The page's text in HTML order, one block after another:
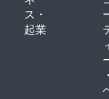
ス・
起業
・